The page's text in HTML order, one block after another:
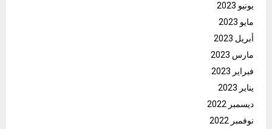
يونيو 2023
مايو 2023
أبريل 2023
مارس 2023
فبراير 2023
يناير 2023
ديسمبر 2022
نوفمبر 2022